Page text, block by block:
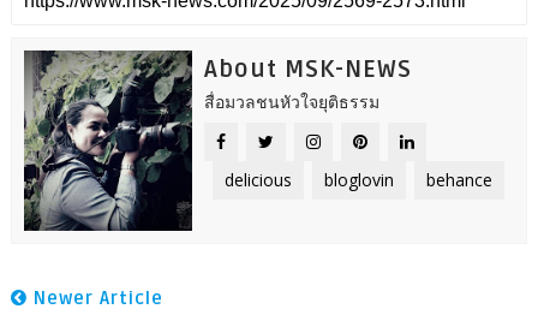
About MSK-NEWS
สื่อมวลชนหัวใจยุติธรรม
delicious bloglovin behance
Newer Article